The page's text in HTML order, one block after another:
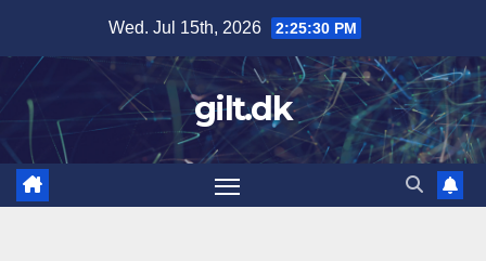
content
Wed. Jul 15th, 2026 2:25:31 PM
gilt.dk